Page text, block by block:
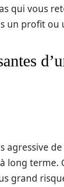
qui vous
un profit ou
agressive
long
grand